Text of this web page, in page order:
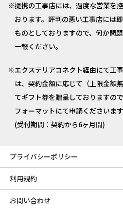
提携の工事店には、過度な営業を
おります。評判の悪い工事店には
ものとしておりますので、何か問
一報ください。
エクステリアコネクト経由にて工
は、契約金額に応じて（上限金額
てギフト券を贈呈しておりますの
フォーマットにて申請くださいま
(受付期間：契約から6ヶ月間)
プライバシーポリシー
利用規約
お問い合わせ